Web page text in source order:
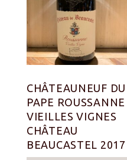
CHÂTEAUNEUF DU
PAPE ROUSSANNE
VIEILLES VIGNES
CHÂTEAU
BEAUCASTEL 2017